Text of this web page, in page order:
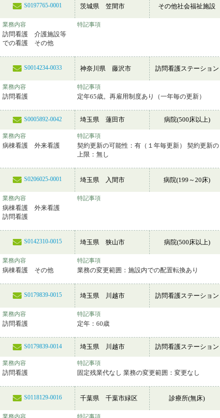
S0197765-0001 茨城県 笠間市 その他社会福祉施設
業務内容
訪問看護 介護施設等
での看護 その他
特記事項
S0014234-0033 神奈川県 藤沢市 訪問看護ステーション
業務内容
訪問看護
特記事項
定年65歳。再雇用制度あり（一年毎の更新）
S0005892-0042 埼玉県 蓮田市 病院(500床以上)
業務内容
病棟看護 外来看護
特記事項
契約更新の可能性：有（１年毎更新） 契約更新の
上限：無し
S0206025-0001 埼玉県 入間市 病院(199～20床)
業務内容
病棟看護 外来看護
訪問看護
特記事項
S0142310-0015 埼玉県 狭山市 病院(500床以上)
業務内容
病棟看護 その他
特記事項
業務の変更範囲：施設内での配置転換あり
S0179839-0015 埼玉県 川越市 訪問看護ステーション
業務内容
訪問看護
特記事項
定年：60歳
S0179839-0014 埼玉県 川越市 訪問看護ステーション
業務内容
訪問看護
特記事項
固定残業代なし 業務の変更範囲：変更なし
S0118129-0016 千葉県 千葉市緑区 診療所(無床)
業務内容 特記事項